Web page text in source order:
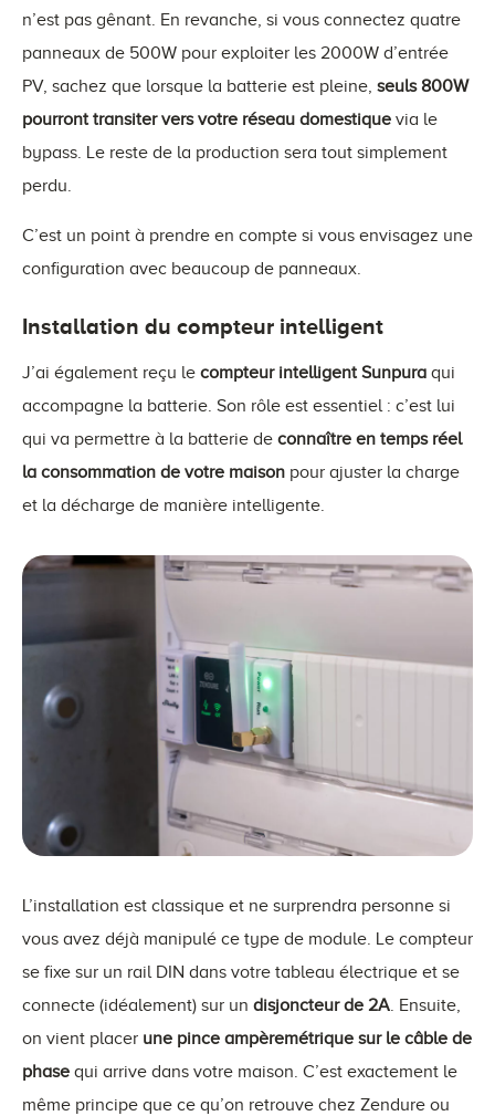
n’est pas gênant. En revanche, si vous connectez quatre
panneaux de 500W pour exploiter les 2000W d’entrée
PV, sachez que lorsque la batterie est pleine, seuls 800W
pourront transiter vers votre réseau domestique via le
bypass. Le reste de la production sera tout simplement
perdu.
C’est un point à prendre en compte si vous envisagez une
configuration avec beaucoup de panneaux.
Installation du compteur intelligent
J’ai également reçu le compteur intelligent Sunpura qui
accompagne la batterie. Son rôle est essentiel : c’est lui
qui va permettre à la batterie de connaître en temps réel
la consommation de votre maison pour ajuster la charge
et la décharge de manière intelligente.
L’installation est classique et ne surprendra personne si
vous avez déjà manipulé ce type de module. Le compteur
se fixe sur un rail DIN dans votre tableau électrique et se
connecte (idéalement) sur un disjoncteur de 2A. Ensuite,
on vient placer une pince ampèremétrique sur le câble de
phase qui arrive dans votre maison. C’est exactement le
même principe que ce qu’on retrouve chez Zendure ou